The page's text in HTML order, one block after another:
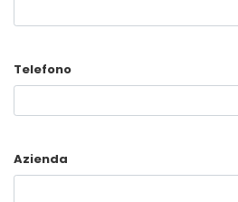
Telefono
Azienda